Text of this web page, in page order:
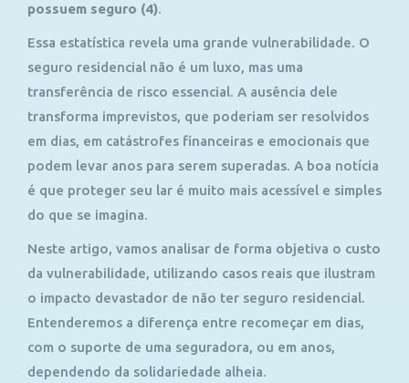
possuem seguro (4).
Essa estatística revela uma grande vulnerabilidade. O
seguro residencial não é um luxo, mas uma
transferência de risco essencial. A ausência dele
transforma imprevistos, que poderiam ser resolvidos
em dias, em catástrofes financeiras e emocionais que
podem levar anos para serem superadas. A boa notícia
é que proteger seu lar é muito mais acessível e simples
do que se imagina.
Neste artigo, vamos analisar de forma objetiva o custo
da vulnerabilidade, utilizando casos reais que ilustram
o impacto devastador de não ter seguro residencial.
Entenderemos a diferença entre recomeçar em dias,
com o suporte de uma seguradora, ou em anos,
dependendo da solidariedade alheia.